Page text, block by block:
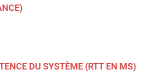
DU SYSTÈME (RTT EN MS)